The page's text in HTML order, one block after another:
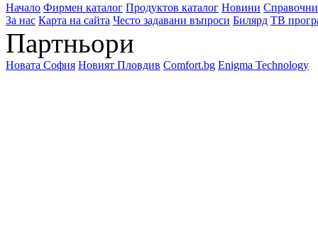
Начало Фирмен каталог Продуктов каталог Новини
За нас Карта на сайта Често задавани въпроси Билярд ТВ
Партньори
Новата София Новият Пловдив Comfort.bg Enigma Technology